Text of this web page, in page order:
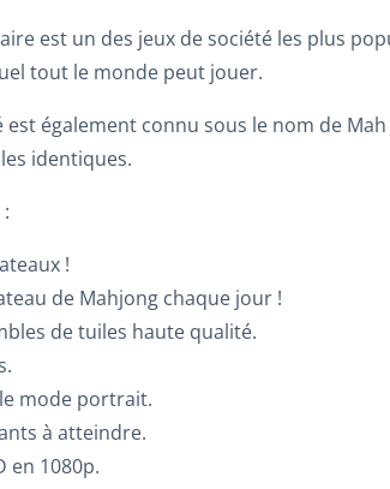
est un des jeux de société les plus
tout le monde peut jouer.
est également connu sous le nom de
identiques.
!
de Mahjong chaque jour !
de tuiles haute qualité.
mode portrait.
à atteindre.
en 1080p.